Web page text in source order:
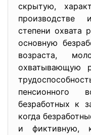
скрытую,
производстве
степени охвата
основную
возраста,
охватывающую
пенсионного
безработных к
когда
и фиктивную,